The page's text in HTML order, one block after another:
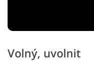
Volný, uvolnit